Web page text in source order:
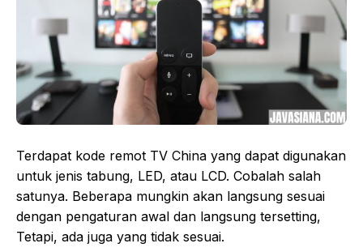
Terdapat kode remot TV China yang dapat digunakan
untuk jenis tabung, LED, atau LCD. Cobalah salah
satunya. Beberapa mungkin akan langsung sesuai
dengan pengaturan awal dan langsung tersetting,
Tetapi, ada juga yang tidak sesuai.